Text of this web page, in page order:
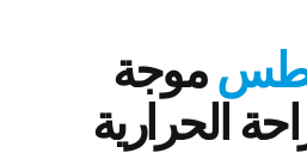
موجة
الحرارية